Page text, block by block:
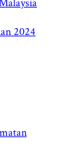
2024